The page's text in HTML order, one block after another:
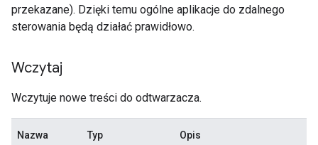
przekazane). Dzięki temu ogólne aplikacje do zdalnego
sterowania będą działać prawidłowo.
Wczytaj
Wczytuje nowe treści do odtwarzacza.
Nazwa Typ Opis